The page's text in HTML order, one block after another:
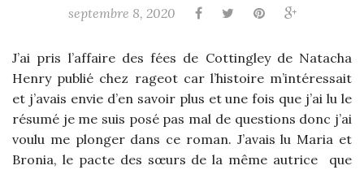
septembre 8, 2020
J’ai pris l’affaire des fées de Cottingley de Natacha
Henry publié chez rageot car l’histoire m’intéressait
et j’avais envie d’en savoir plus et une fois que j’ai lu le
résumé je me suis posé pas mal de questions donc j’ai
voulu me plonger dans ce roman. J’avais lu Maria et
Bronia, le pacte des sœurs de la même autrice que